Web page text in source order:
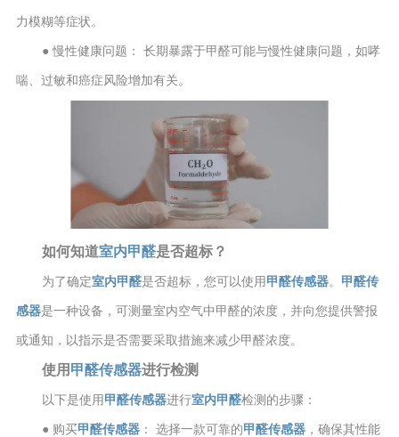
力模糊等症状。
● 慢性健康问题： 长期暴露于甲醛可能与慢性健康问题，如哮
喘、过敏和癌症风险增加有关。
如何知道室内甲醛是否超标？
为了确定室内甲醛是否超标，您可以使用甲醛传感器。 甲醛传
感器是一种设备，可测量室内空气中甲醛的浓度，并向您提供警报
或通知，以指示是否需要采取措施来减少甲醛浓度。
使用 甲醛传感器进行检测
以下是使用甲醛传感器进行室内甲醛检测的步骤：
● 购买甲醛传感器： 选择一款可靠的甲醛传感器，确保其性能